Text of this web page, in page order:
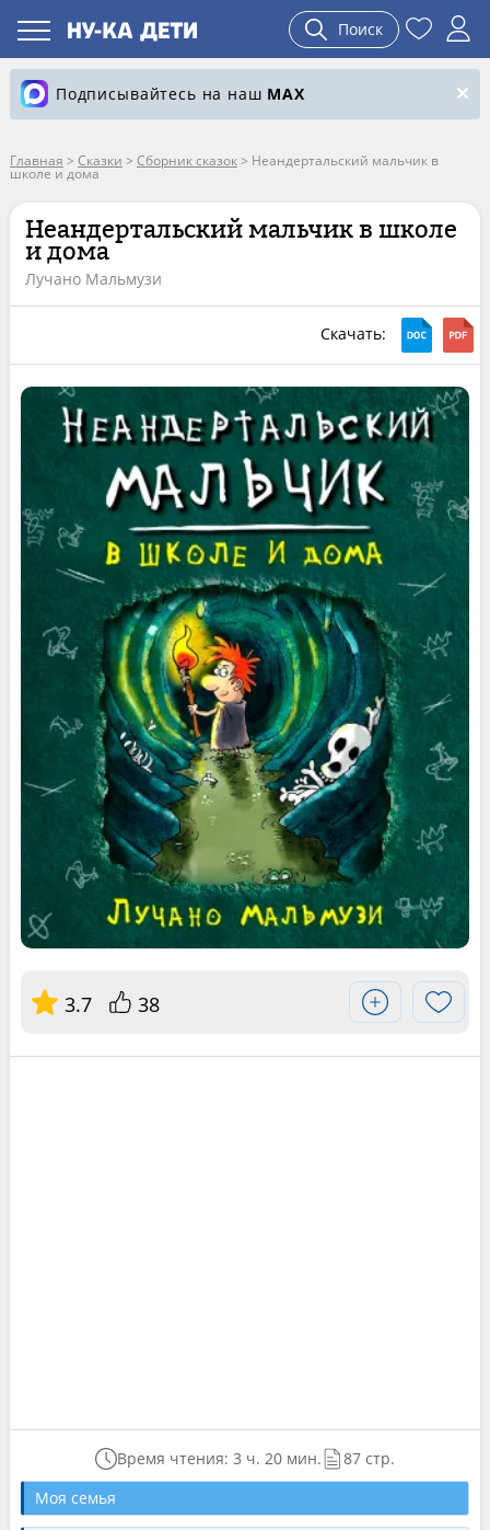
Поиск
Подписывайтесь на наш MAX
Главная > Сказки > Сборник сказок> Неандертальский мальчик в
школе и дома
Неандертальский мальчик в школе
и дома
Лучано Мальмузи
Скачать:
3.7 38
Время чтения: 3 ч. 20 мин.
87 стр.
Моя семья